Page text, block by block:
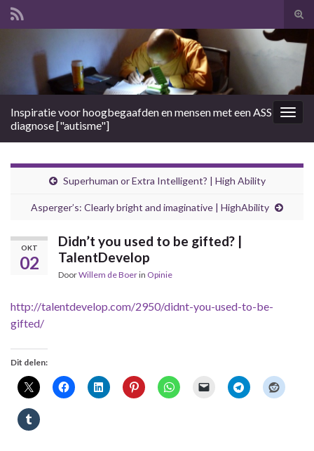
Search for:
Inspiratie voor hoogbegaafden en mensen met een ASS
diagnose ["autisme"]
Superhuman or Extra Intelligent? | High Ability
Asperger’s: Clearly bright and imaginative | HighAbility
OKT
02
Didn’t you used to be gifted? |
TalentDevelop
DoorWillem de Boerin Opinie
http://talentdevelop.com/2950/didnt-you-used-to-be-
gifted/
Dit delen: